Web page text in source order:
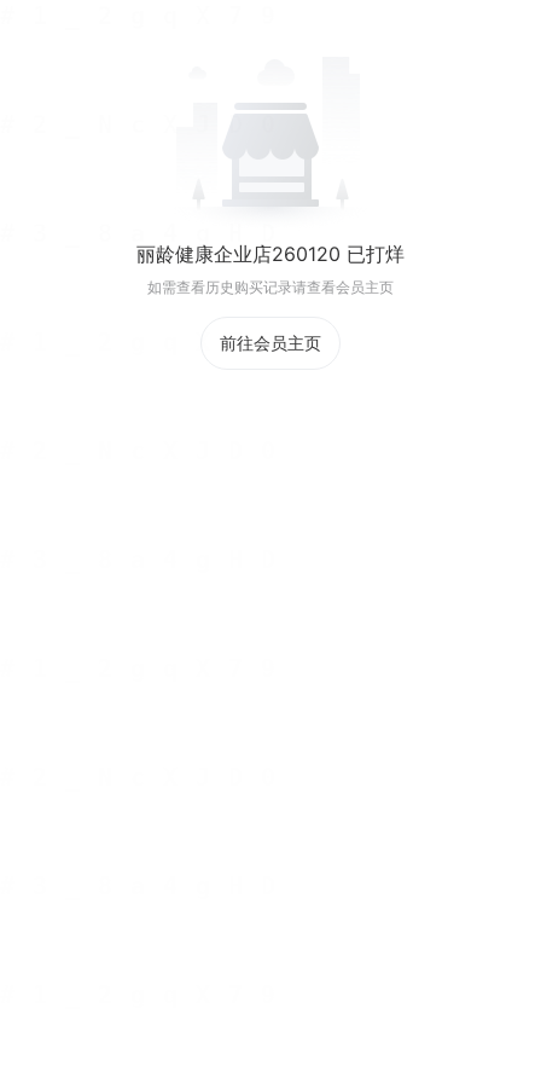
丽龄健康企业店260120 已打烊
如需查看历史购买记录请查看会员主页
前往会员主页